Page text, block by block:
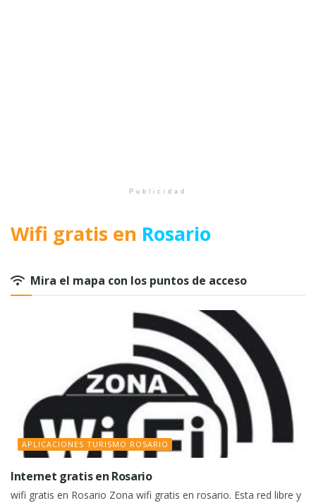
Publicidad
Wifi gratis en Rosario
Mira el mapa con los puntos de acceso
APLICACIONES TURISMO ROSARIO
Internet gratis en Rosario
wifi gratis en Rosario Zona wifi gratis en rosario. Esta red libre y